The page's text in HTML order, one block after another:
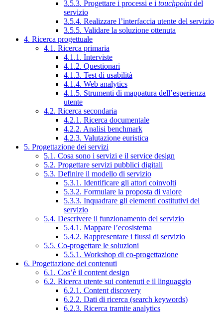
3.5.3. Progettare i processi e i touchpointdel
servizio
3.5.4. Realizzare l’interfaccia utente del servizio
3.5.5. Validare la soluzione ottenuta
4. Ricerca progettuale
4.1. Ricerca primaria
4.1.1. Interviste
4.1.2. Questionari
4.1.3. Test di usabilità
4.1.4. Web analytics
4.1.5. Strumenti di mappatura dell’esperienza
utente
4.2. Ricerca secondaria
4.2.1. Ricerca documentale
4.2.2. Analisi benchmark
4.2.3. Valutazione euristica
5. Progettazione dei servizi
5.1. Cosa sono i servizi e il service design
5.2. Progettare servizi pubblici digitali
5.3. Definire il modello di servizio
5.3.1. Identificare gli attori coinvolti
5.3.2. Formulare la proposta di valore
5.3.3. Inquadrare gli elementi costitutivi del
servizio
5.4. Descrivere il funzionamento del servizio
5.4.1. Mappare l’ecosistema
5.4.2. Rappresentare i flussi di servizio
5.5. Co-progettare le soluzioni
5.5.1. Workshop di co-progettazione
6. Progettazione dei contenuti
6.1. Cos’è il content design
6.2. Ricerca utente sui contenuti e il linguaggio
6.2.1. Content discovery
6.2.2. Dati di ricerca (search keywords)
6.2.3. Ricerca tramite analytics